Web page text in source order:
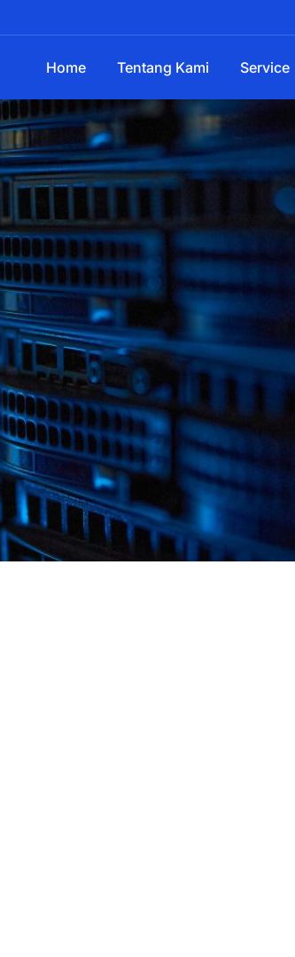
Home Tentang Kami Service